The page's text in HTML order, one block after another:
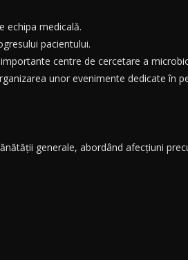
echipa medicală.
pacientului.
centre de cercetare a
unor evenimente dedicate în
generale, abordând afecțiuni